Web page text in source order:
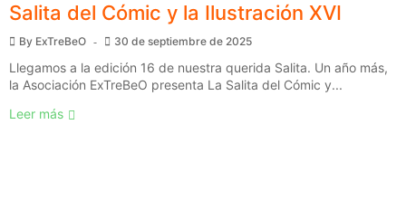
Salita del Cómic y la Ilustración XVI
By ExTreBeO 30 de septiembre de 2025
Llegamos a la edición 16 de nuestra querida Salita. Un año más,
la Asociación ExTreBeO presenta La Salita del Cómic y...
Leer más